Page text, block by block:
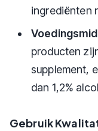
ingrediënten
producten
supplement,
dan 1,2%
Gebruik